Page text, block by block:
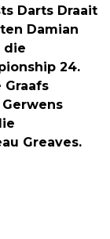
Darts Draait
Damian
die
24.
Greaves.